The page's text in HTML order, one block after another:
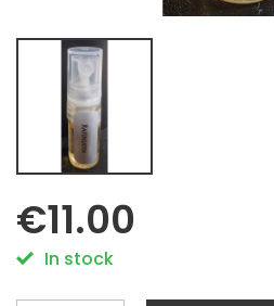
€11.00
In stock